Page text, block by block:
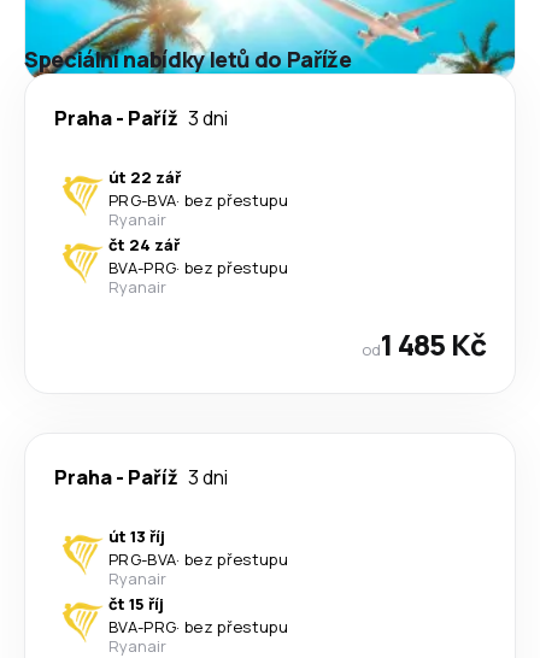
Speciální nabídky letů do Paříže
Praha- Paříž 3 dni
út 22 zář
PRG-BVA· bez přestupu
Ryanair
čt 24 zář
BVA-PRG· bez přestupu
Ryanair
od1 485 Kč
Praha- Paříž 3 dni
út 13 říj
PRG-BVA· bez přestupu
Ryanair
čt 15 říj
BVA-PRG· bez přestupu
Ryanair